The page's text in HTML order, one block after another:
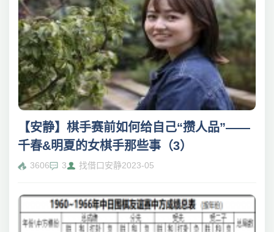
【安静】棋手赛前如何给自己“攒人品”——
千春&明夏的女棋手那些事（3）
3606 3 找借口安静2023-05